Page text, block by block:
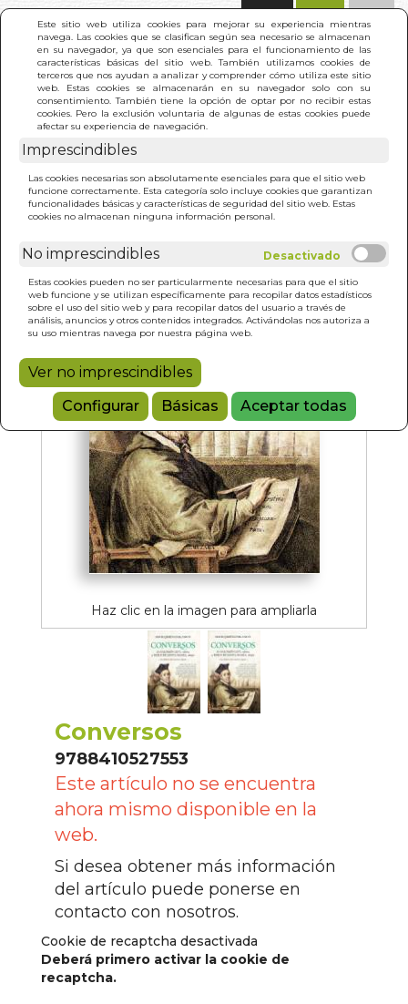
Este sitio web utiliza cookies para mejorar su experiencia mientras
navega. Las cookies que se clasifican según sea necesario se almacenan
en su navegador, ya que son esenciales para el funcionamiento de las
características básicas del sitio web. También utilizamos cookies de
terceros que nos ayudan a analizar y comprender cómo utiliza este sitio
web. Estas cookies se almacenarán en su navegador solo con su
consentimiento. También tiene la opción de optar por no recibir estas
cookies. Pero la exclusión voluntaria de algunas de estas cookies puede
afectar su experiencia de navegación.
Imprescindibles
Las cookies necesarias son absolutamente esenciales para que el sitio web
funcione correctamente. Esta categoría solo incluye cookies que garantizan
funcionalidades básicas y características de seguridad del sitio web. Estas
cookies no almacenan ninguna información personal.
No imprescindibles
Estas cookies pueden no ser particularmente necesarias para que el sitio
web funcione y se utilizan específicamente para recopilar datos estadísticos
sobre el uso del sitio web y para recopilar datos del usuario a través de
análisis, anuncios y otros contenidos integrados. Activándolas nos autoriza a
su uso mientras navega por nuestra página web.
Ver no imprescindibles
Configurar
Básicas Aceptar todas
INICIO > CONVERSOS
Haz clic en la imagen para ampliarla
Conversos
9788410527553
Este artículo no se encuentra
ahora mismo disponible en la
web.
Si desea obtener más información
del artículo puede ponerse en
contacto con nosotros.
Cookie de recaptcha desactivada
Deberá primero activar la cookie de
recaptcha.